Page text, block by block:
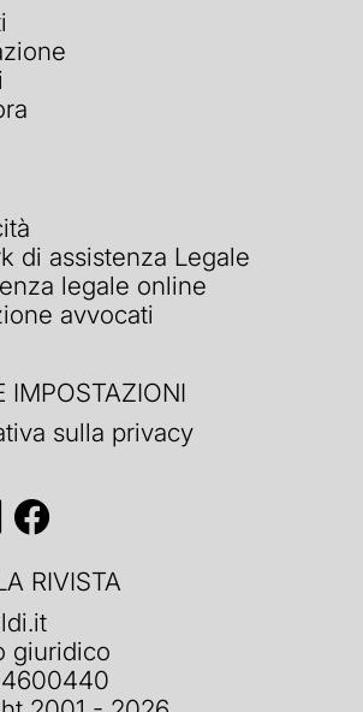
di assistenza Legale
legale online
avvocati
IMPOSTAZIONI
sulla privacy
RIVISTA
giuridico